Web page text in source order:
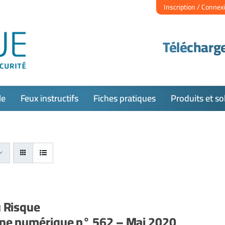
Inscription /
Feux instructifs Fiches pratiques Produits et